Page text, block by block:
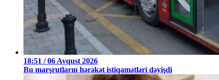
18:51 / 06 Avqust 2026
Bu marşrutların hərəkət istiqamətləri dəyişdi